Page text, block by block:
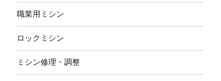
職業用ミシン
ロックミシン
ミシン修理・調整